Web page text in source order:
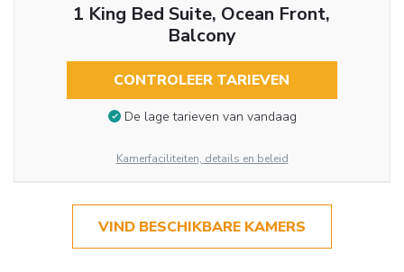
1 King Bed Suite, Ocean Front,
Balcony
CONTROLEER TARIEVEN
De lage tarieven van vandaag
Kamerfaciliteiten, details en beleid
VIND BESCHIKBARE KAMERS